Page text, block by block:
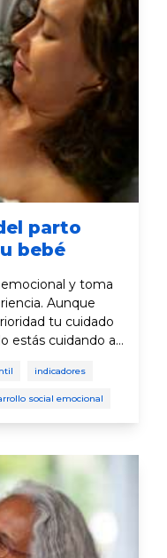
parto
bebé
y toma
Aunque
tu cuidado
estás cuidando a
indicadores
social emocional